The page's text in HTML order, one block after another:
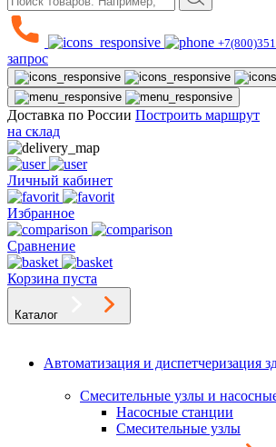
запрос
Доставка по России Построить маршрут
на склад
Личный кабинет
Избранное
Сравнение
Корзина пуста
Каталог
Автоматизация и диспетчеризация
Смесительные узлы и
Насосные станции
Смесительные узлы